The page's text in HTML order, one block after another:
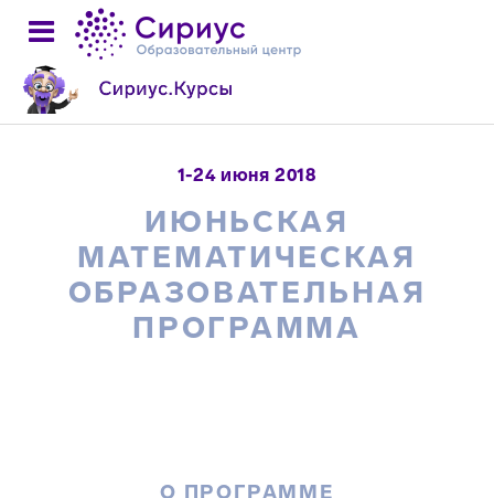
1-24 июня 2018
ИЮНЬСКАЯ
МАТЕМАТИЧЕСКАЯ
ОБРАЗОВАТЕЛЬНАЯ
ПРОГРАММА
О ПРОГРАММЕ